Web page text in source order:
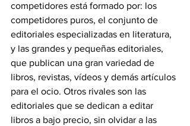
competidores está formado por: los
competidores puros, el conjunto de
editoriales especializadas en literatura,
y las grandes y pequeñas editoriales,
que publican una gran variedad de
libros, revistas, vídeos y demás artículos
para el ocio. Otros rivales son las
editoriales que se dedican a editar
libros a bajo precio, sin olvidar a las